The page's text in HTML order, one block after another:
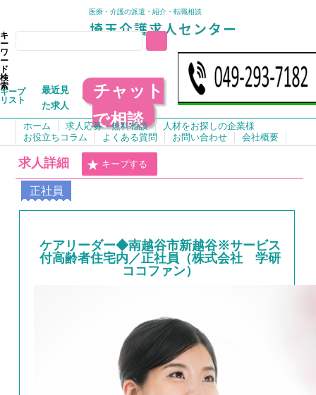
医療・介護の派遣・紹介・転職相談
キ
ー
ワ
ー
ド
検
索
キープ
リスト
最近見
た求人
チャット
で相談
ホーム 求人応募・無料相談
人材をお探しの企業様
お役立ちコラム
よくある質問 お問い合わせ 会社概要
求人詳細 キープする
正社員
ケアリーダー◆南越谷市新越谷※サービス
付高齢者住宅内／正社員（株式会社 学研
ココファン）